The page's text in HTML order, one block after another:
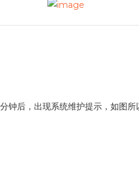
后，出现系统维护提示，如图所